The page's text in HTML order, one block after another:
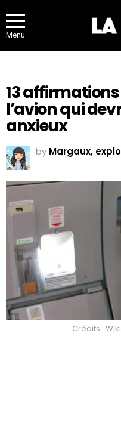
Menu
13
l’avion qui
anxieux
by Margaux,
Crédits :